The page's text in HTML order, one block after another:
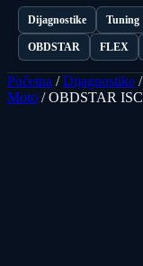
Dijagnostike Tuning
OBDSTAR FLEX
Početna /Dijagnostike /
Moto / OBDSTAR